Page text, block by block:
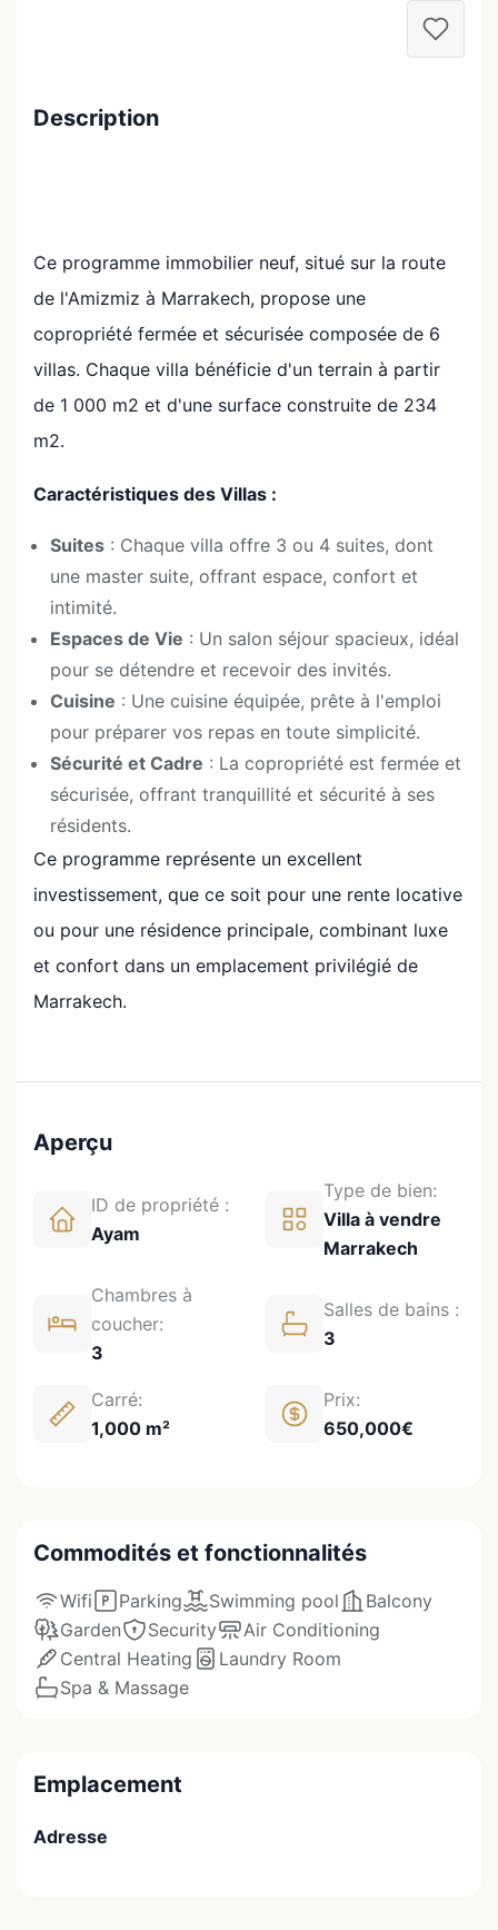
Description
Ce programme immobilier neuf, situé sur la route
de l'Amizmiz à Marrakech, propose une
copropriété fermée et sécurisée composée de 6
villas. Chaque villa bénéficie d'un terrain à partir
de 1 000 m2 et d'une surface construite de 234
m2.
Caractéristiques des Villas :
Suites : Chaque villa offre 3 ou 4 suites, dont
une master suite, offrant espace, confort et
intimité.
Espaces de Vie : Un salon séjour spacieux, idéal
pour se détendre et recevoir des invités.
Cuisine : Une cuisine équipée, prête à l'emploi
pour préparer vos repas en toute simplicité.
Sécurité et Cadre : La copropriété est fermée et
sécurisée, offrant tranquillité et sécurité à ses
résidents.
Ce programme représente un excellent
investissement, que ce soit pour une rente locative
ou pour une résidence principale, combinant luxe
et confort dans un emplacement privilégié de
Marrakech.
Aperçu
ID de propriété :
Ayam
Type de bien:
Villa à vendre
Marrakech
Chambres à
coucher:
3
Salles de bains :
3
Carré:
1,000 m²
Prix:
650,000€
Commodités et fonctionnalités
Wifi Parking Swimming pool
Balcony
Garden
Security
Air Conditioning
Central Heating
Laundry Room
Spa & Massage
Emplacement
Adresse